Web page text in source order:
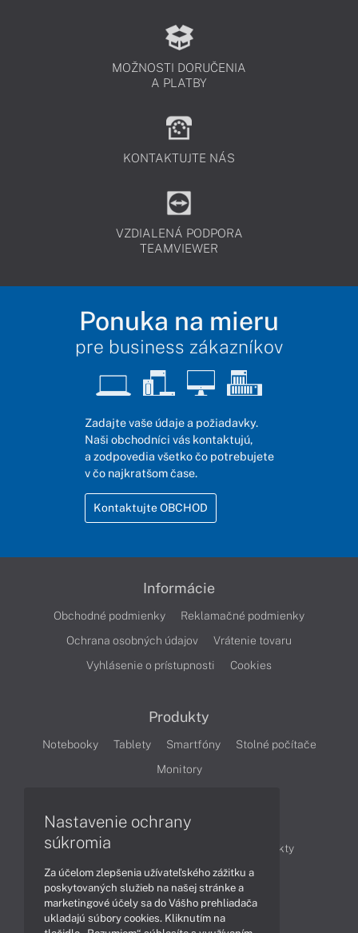
MOŽNOSTI DORUČENIA
A PLATBY
KONTAKTUJTE NÁS
VZDIALENÁ PODPORA
TEAMVIEWER
Ponuka na mieru
pre business zákazníkov
Zadajte vaše údaje a požiadavky.
Naši obchodníci vás kontaktujú,
a zodpovedia všetko čo potrebujete
v čo najkratšom čase.
Kontaktujte OBCHOD
Informácie
Obchodné podmienky
Reklamačné podmienky
Ochrana osobných údajov
Vrátenie tovaru
Vyhlásenie o prístupnosti
Cookies
Produkty
Notebooky Tablety Smartfóny
Stolné počítače
Monitory
Články
Obchodné informácie
Produkty
Technológie
Videá
Obsah
Nastavenie ochrany
súkromia
Za účelom zlepšenia užívateľského zážitku a
poskytovaných služieb na našej stránke a
marketingové účely sa do Vášho prehliadača
ukladajú súbory cookies. Kliknutím na